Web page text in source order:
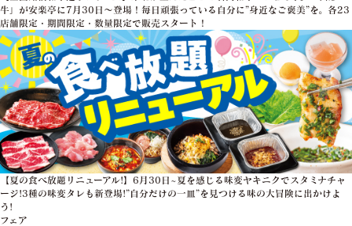
牛」が安楽亭に7月30日～登場！毎日頑張っている自分に”身近なご褒美”を。各23
店舗限定・期間限定・数量限定で販売スタート！
【夏の食べ放題リニューアル!】6月30日~夏を感じる味変ヤキニクでスタミナチャ
ージ!3種の味変タレも新登場!”自分だけの一皿”を見つける味の大冒険に出かけよ
う!
フェア